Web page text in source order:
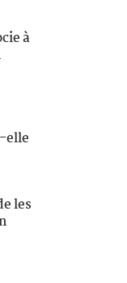
à
elle
les